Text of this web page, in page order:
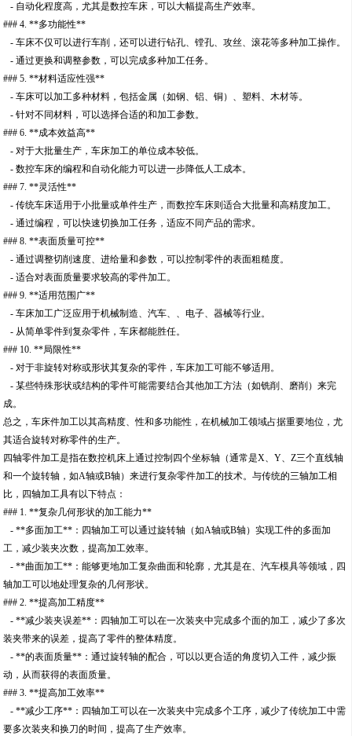
- 自动化程度高，尤其是数控车床，可以大幅提高生产效率。
### 4. **多功能性**
- 车床不仅可以进行车削，还可以进行钻孔、镗孔、攻丝、滚花等多种加工操作。
- 通过更换和调整参数，可以完成多种加工任务。
### 5. **材料适应性强**
- 车床可以加工多种材料，包括金属（如钢、铝、铜）、塑料、木材等。
- 针对不同材料，可以选择合适的和加工参数。
### 6. **成本效益高**
- 对于大批量生产，车床加工的单位成本较低。
- 数控车床的编程和自动化能力可以进一步降低人工成本。
### 7. **灵活性**
- 传统车床适用于小批量或单件生产，而数控车床则适合大批量和高精度加工。
- 通过编程，可以快速切换加工任务，适应不同产品的需求。
### 8. **表面质量可控**
- 通过调整切削速度、进给量和参数，可以控制零件的表面粗糙度。
- 适合对表面质量要求较高的零件加工。
### 9. **适用范围广**
- 车床加工广泛应用于机械制造、汽车、、电子、器械等行业。
- 从简单零件到复杂零件，车床都能胜任。
### 10. **局限性**
- 对于非旋转对称或形状其复杂的零件，车床加工可能不够适用。
- 某些特殊形状或结构的零件可能需要结合其他加工方法（如铣削、磨削）来完
成。
总之，车床件加工以其高精度、性和多功能性，在机械加工领域占据重要地位，尤
其适合旋转对称零件的生产。
四轴零件加工是指在数控机床上通过控制四个坐标轴（通常是X、Y、Z三个直线轴
和一个旋转轴，如A轴或B轴）来进行复杂零件加工的技术。与传统的三轴加工相
比，四轴加工具有以下特点：
### 1. **复杂几何形状的加工能力**
- **多面加工**：四轴加工可以通过旋转轴（如A轴或B轴）实现工件的多面加
工，减少装夹次数，提高加工效率。
- **曲面加工**：能够更地加工复杂曲面和轮廓，尤其是在、汽车模具等领域，四
轴加工可以地处理复杂的几何形状。
### 2. **提高加工精度**
- **减少装夹误差**：四轴加工可以在一次装夹中完成多个面的加工，减少了多次
装夹带来的误差，提高了零件的整体精度。
- **的表面质量**：通过旋转轴的配合，可以以更合适的角度切入工件，减少振
动，从而获得的表面质量。
### 3. **提高加工效率**
- **减少工序**：四轴加工可以在一次装夹中完成多个工序，减少了传统加工中需
要多次装夹和换刀的时间，提高了生产效率。